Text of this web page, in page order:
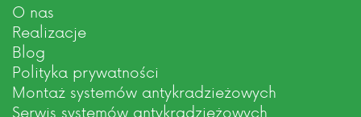
O nas
Realizacje
Blog
Polityka prywatności
Montaż systemów antykradzieżowych
Serwis systemów antykradzieżowych